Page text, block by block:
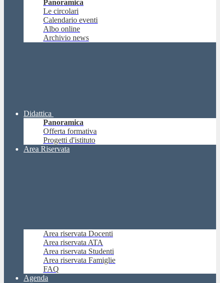
Panoramica
Le circolari
Calendario eventi
Albo online
Archivio news
Didattica
Panoramica
Offerta formativa
Progetti d'istituto
Area Riservata
Area riservata Docenti
Area riservata ATA
Area riservata Studenti
Area riservata Famiglie
FAQ
Agenda